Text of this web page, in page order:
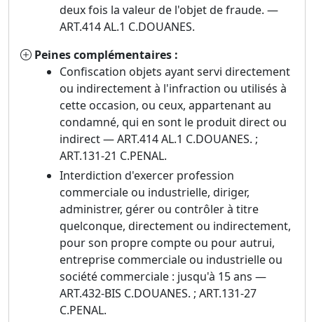
deux fois la valeur de l'objet de fraude. —
ART.414 AL.1 C.DOUANES.
Peines complémentaires :
Confiscation objets ayant servi directement
ou indirectement à l'infraction ou utilisés à
cette occasion, ou ceux, appartenant au
condamné, qui en sont le produit direct ou
indirect — ART.414 AL.1 C.DOUANES. ;
ART.131-21 C.PENAL.
Interdiction d'exercer profession
commerciale ou industrielle, diriger,
administrer, gérer ou contrôler à titre
quelconque, directement ou indirectement,
pour son propre compte ou pour autrui,
entreprise commerciale ou industrielle ou
société commerciale : jusqu'à 15 ans —
ART.432-BIS C.DOUANES. ; ART.131-27
C.PENAL.